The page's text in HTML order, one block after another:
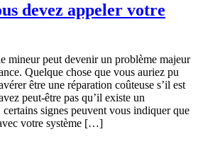
devez appeler votre
mineur peut devenir un problème majeur
Quelque chose que vous auriez pu
être une réparation coûteuse s’il est
peut-être pas qu’il existe un
signes peuvent vous indiquer que
votre système […]